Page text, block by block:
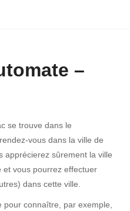
–
se trouve dans le
vous dans la ville de
apprécierez sûrement la ville
et vous pourrez effectuer
dans cette ville.
connaître, par exemple,